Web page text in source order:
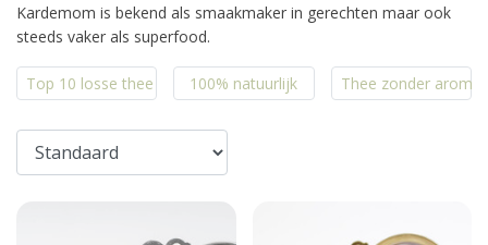
Kardemom is bekend als smaakmaker in gerechten maar ook
steeds vaker als superfood.
Top 10 losse thee 100% natuurlijk Thee zonder